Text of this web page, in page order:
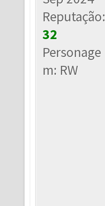
Reputação:
32
Personage
m: RW